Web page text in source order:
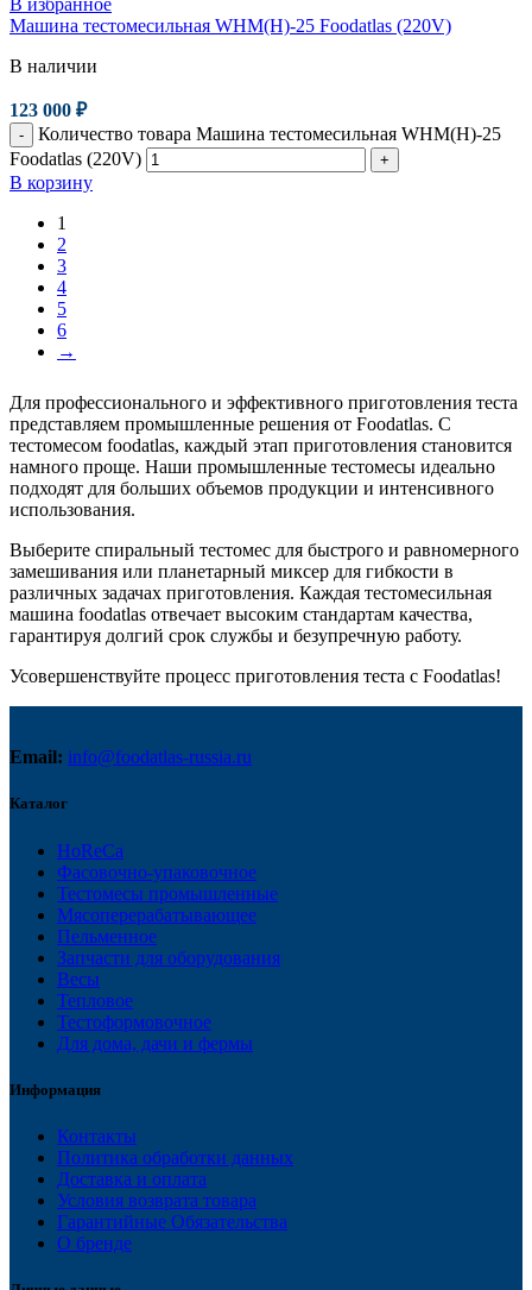
В избранное
Машина тестомесильная WHM(H)-25 Foodatlas (220V)
В наличии
123 000 ₽
-
Количество товара Машина тестомесильная WHM(H)-25
Foodatlas (220V)
+
В корзину
1
2
3
4
5
6
→
Для профессионального и эффективного приготовления теста
представляем промышленные решения от Foodatlas. С
тестомесом foodatlas, каждый этап приготовления становится
намного проще. Наши промышленные тестомесы идеально
подходят для больших объемов продукции и интенсивного
использования.
Выберите спиральный тестомес для быстрого и равномерного
замешивания или планетарный миксер для гибкости в
различных задачах приготовления. Каждая тестомесильная
машина foodatlas отвечает высоким стандартам качества,
гарантируя долгий срок службы и безупречную работу.
Усовершенствуйте процесс приготовления теста с Foodatlas!
Email: info@foodatlas-russia.ru
Каталог
HoReCa
Фасовочно-упаковочное
Тестомесы промышленные
Мясоперерабатывающее
Пельменное
Запчасти для оборудования
Весы
Тепловое
Тестоформовочное
Для дома, дачи и фермы
Информация
Контакты
Политика обработки данных
Доставка и оплата
Условия возврата товара
Гарантийные Обязательства
О бренде